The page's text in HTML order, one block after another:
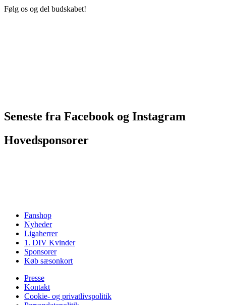
Følg os og del budskabet!
Seneste fra Facebook og Instagram
Hovedsponsorer
Fanshop
Nyheder
Ligaherrer
1. DIV Kvinder
Sponsorer
Køb sæsonkort
Presse
Kontakt
Cookie- og privatlivspolitik